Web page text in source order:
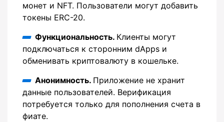
монет и NFT. Пользователи могут добавить
токены ERC-20.
Функциональность. Клиенты могут
подключаться к сторонним dApps и
обменивать криптовалюту в кошельке.
Анонимность. Приложение не хранит
данные пользователей. Верификация
потребуется только для пополнения счета в
фиате.